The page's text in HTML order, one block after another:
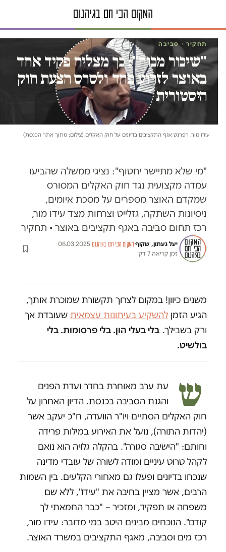
תחקיר · סביבה
"שיכור מכוח": כך מצליח פקיד אחד
באוצר לזרוע פחד ולסרס הצעת חוק
היסטורית
עידו מור, רפרנט אגף התקציבים בדיונים על חוק האקלים (צילום: מתוך אתר הכנסת)
"מי שלא מתיישר יחטוף": נציגי ממשלה שהביעו
עמדה מקצועית נגד חוק האקלים המסורס
שמקדם האוצר מספרים על מסכת איומים,
ניסיונות השתקה, גזלייט וצרחות מצד עידו מור,
רכז תחום סביבה באגף תקציבים באוצר • תחקיר
יעל געתון, שקוף·המקום הכי חם בגיהנום·
06.03.2025
·
זמן קריאה 7 דק׳
משנים כיוון! במקום לצרוך תקשורת שמוכרת אותך,
הגיע הזמן להשקיע בעיתונות עצמאית שעובדת אך
ורק בשבילך. בלי בעלי הון. בלי פרסומות. בלי
בולשיט.
ש
עת ערב מאוחרת בחדר ועדת הפנים
והגנת הסביבה בכנסת. הדיון האחרון על
חוק האקלים הסתיים ויו"ר הוועדה, ח"כ יעקב אשר
(יהדות התורה), נועל את האירוע במילות פרידה
וחותם: "הישיבה סגורה". בהקלה גלויה הוא נואם
לקהל טרוט עיניים ומודה לשורה של עובדי מדינה
שנכחו בדיונים ופעלו גם מאחורי הקלעים. בין השמות
הרבים, אשר מציין בחיבה את "עידו", ללא שם
משפחה או תפקיד, ומזכיר – "כבר החמאתי לך
קודם". הנוכחים מבינים היטב במי מדובר: עידו מור,
רכז מים וסביבה, מאגף התקציבים במשרד האוצר.